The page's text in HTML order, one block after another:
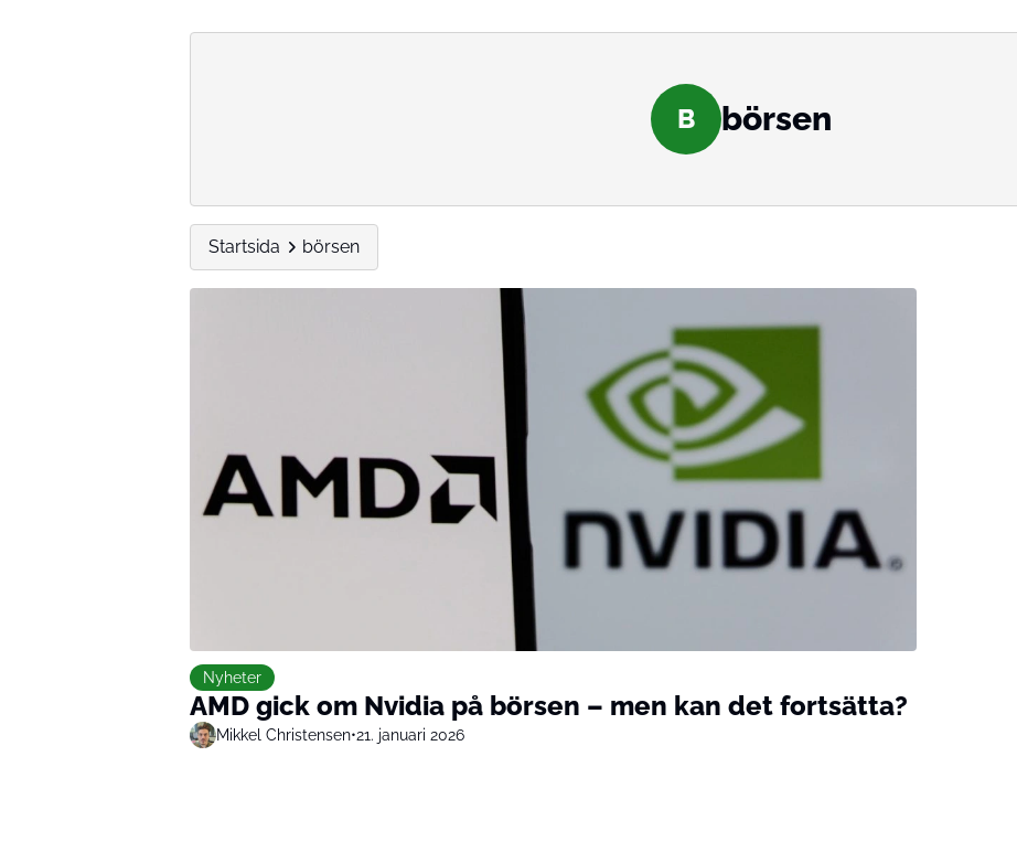
B börsen
Startsida börsen
Nyheter
AMD gick om Nvidia på börsen – men kan det fortsätta?
Mikkel Christensen•21. januari 2026